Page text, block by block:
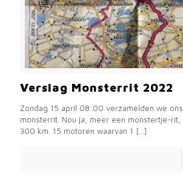
Verslag Monsterrit 2022
Zondag 15 april 08:00 verzamelden we
monsterrit. Nou ja, meer een monstertje-
300 km. 15 motoren waarvan 1 […]